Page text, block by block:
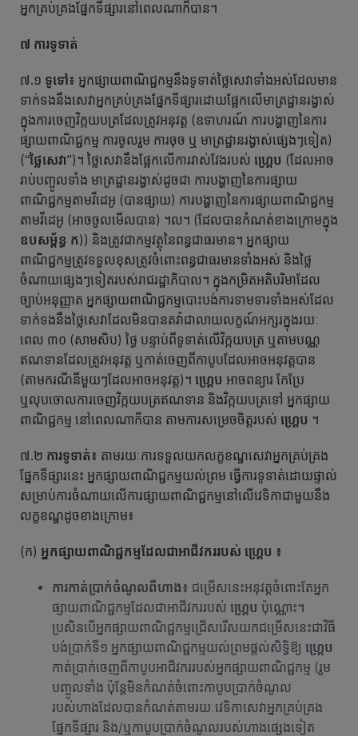
អ្នកគ្រប់គ្រងផ្នែកទីផ្សារនៅពេលណាក៏បាន។
៧ ការទូទាត់
៧.១ ទូទៅ៖ អ្នក​ផ្សាយ​ពាណិជ្ជកម្ម​នឹងទូទាត់ថ្លៃសេវា​ទាំង​អស់​ដែលមាន
ទាក់ទង​នឹង​សេវា​អ្នក​គ្រប់​គ្រងផ្នែក​ទីផ្សារ​ដោយ​ផ្អែក​លើ​មាត្រដ្ឋានរង្វាស់
ក្នុងការចេញ​វិក្កយបត្រ​ដែលត្រូវអនុវត្ត (ឧទាហរណ៍ ការ​បង្ហាញនៃ​ការ​
ផ្សាយ​ពាណិជ្ជកម្ម ការ​ចូល​រួម ការ​ចុច ឬ មាត្រដ្ឋាន​រង្វាស់​ផ្សេងៗ​ទៀត)
(“ថ្លៃសេវា”)។ ថ្លៃសេវានឹងផ្អែកលើការវាស់វែងរបស់ ហ្គ្រេប (ដែលអាច
រាប់បញ្ចូលទាំង មាត្រដ្ឋានរង្វាស់ដូចជា ការបង្ហាញនៃការផ្សាយ
ពាណិជ្ជកម្មតាមវីដេអូ (បានផ្សាយ) ការបង្ហាញនៃការផ្សាយពាណិជ្ជកម្ម
តាមវីដេអូ (អាចចូលមើលបាន) ។ល។ (ដែលបានកំណត់ខាងក្រោមក្នុង
ឧបសម្ព័ន្ធ ក)) និងត្រូវជាកម្មវត្ថុនៃពន្ធជាធរមាន។ អ្នកផ្សាយ
ពាណិជ្ជកម្មត្រូវទទួលខុសត្រូវចំពោះពន្ធជាធរមានទាំងអស់ និងថ្លៃ
ចំណាយផ្សេងៗទៀតរបស់រាជរដ្ឋាភិបាល។ ក្នុងកម្រិតអតិបរិមាដែល
ច្បាប់អនុញ្ញាត អ្នកផ្សាយពាណិជ្ជកម្មបោះបង់ការទាមទារទាំងអស់ដែល
ទាក់ទងនឹងថ្លៃសេវាដែលមិនបានតវ៉ាជាលាយលក្ខណ៍អក្សរក្នុងរយៈ
ពេល ៣០ (សាមសិប) ថ្ងៃ បន្ទាប់ពីទូទាត់លើវិក្កយបត្រ ឬតាមបណ្ណ
ឥណទានដែលត្រូវអនុវត្ត ឬកាត់ចេញពីកាបូបដែលអាចអនុវត្តបាន
(តាមករណីនីមួយៗដែលអាចអនុវត្ត)។ ហ្គ្រេប អាចពន្យារ កែប្រែ
ឬលុបចោលការចេញវិក្កយបត្រឥណទាន និងវិក្កយបត្រទៅ អ្នកផ្សាយ
ពាណិជ្ជកម្ម នៅពេលណាក៏បាន តាមការសម្រេចចិត្តរបស់ ហ្គ្រេប ។
៧.២ ការទូទាត់៖ តាមរយៈការទទួលយកលក្ខខណ្ឌសេវាអ្នកគ្រប់គ្រង
ផ្នែកទីផ្សារនេះ អ្នកផ្សាយពាណិជ្ជកម្មយល់ព្រម ធ្វើការទូទាត់ដោយផ្ទាល់
សម្រាប់ការចំណាយលើការផ្សាយពាណិជ្ជកម្មនៅលើវេទិកាជាមួយនឹង
លក្ខខណ្ឌដូចខាងក្រោម៖
(ក) អ្នកផ្សាយពាណិជ្ជកម្មដែលជាអាជីវកររបស់ ហ្គ្រេប ៖
ការ​កាត់​ប្រាក់​ចំណូល​ពី​ហាង៖ ជម្រើស​នេះ​អនុវត្តចំពោះ​តែ​អ្នក​
ផ្សាយ​ពាណិជ្ជកម្ម​ដែល​ជាអាជីវកររបស់ ហ្គ្រេប ប៉ុណ្ណោះ។
ប្រសិនបើអ្នកផ្សាយពាណិជ្ជកម្មជ្រើសរើសយកជម្រើសនេះជាវិធី
បង់ប្រាក់ទី១ អ្នកផ្សាយពាណិជ្ជកម្មយល់ព្រមផ្តល់សិទ្ធិឱ្យ ហ្គ្រេប
កាត់ប្រាក់ចេញពីកាបូបអាជីវកររបស់អ្នកផ្សាយពាណិជ្ជកម្ម (រួម
បញ្ចូលទាំង ប៉ុន្តែមិនកំណត់ចំពោះកាបូបប្រាក់ចំណូល
របស់ហាងដែលបានកំណត់តាមរយៈវេទិកាសេវាអ្នកគ្រប់គ្រង
ផ្នែកទីផ្សារ និង/ឬកាបូបប្រាក់ចំណូលរបស់ហាងផ្សេងទៀត